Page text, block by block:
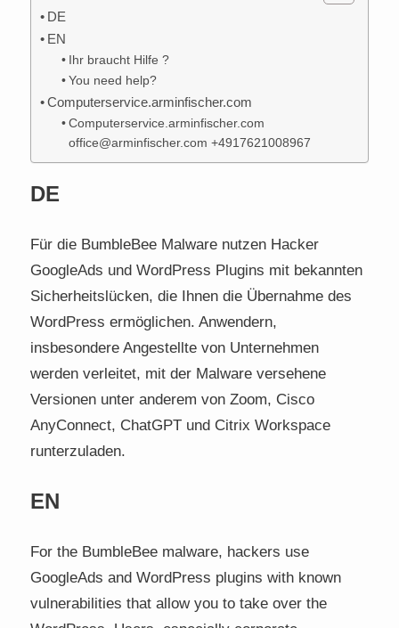
DE
EN
Ihr braucht Hilfe ?
You need help?
Computerservice.arminfischer.com
Computerservice.arminfischer.com
office@arminfischer.com +4917621008967
DE
Für die BumbleBee Malware nutzen Hacker
GoogleAds und WordPress Plugins mit bekannten
Sicherheitslücken, die Ihnen die Übernahme des
WordPress ermöglichen. Anwendern,
insbesondere Angestellte von Unternehmen
werden verleitet, mit der Malware versehene
Versionen unter anderem von Zoom, Cisco
AnyConnect, ChatGPT und Citrix Workspace
runterzuladen.
EN
For the BumbleBee malware, hackers use
GoogleAds and WordPress plugins with known
vulnerabilities that allow you to take over the